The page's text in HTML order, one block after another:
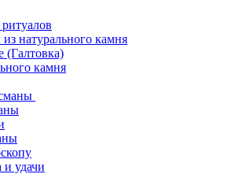
натурального камня
(Галтовка)
камня
и удачи